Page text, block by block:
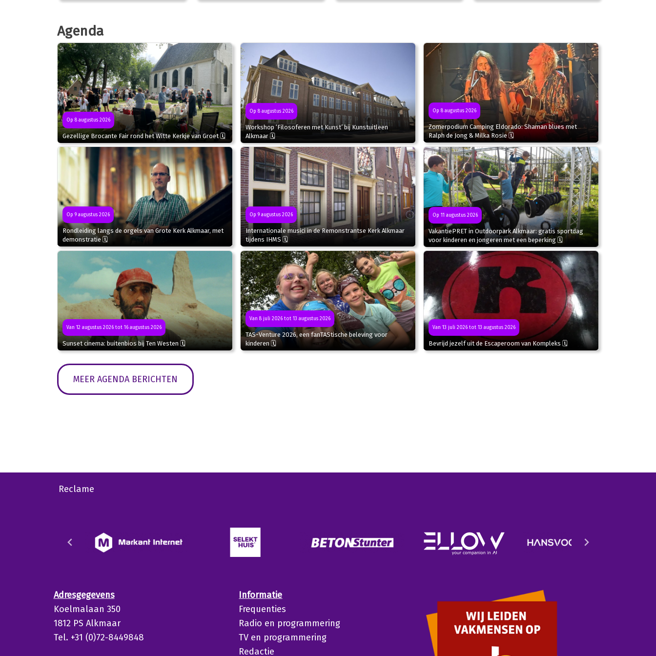
Agenda
Op 8 augustus 2026
Gezellige Brocante Fair rond het Witte Kerkje van Groet 🗓
Op 8 augustus 2026
Workshop ‘Filosoferen met Kunst’ bij Kunstuitleen
Alkmaar 🗓
Op 8 augustus 2026
Zomerpodium Camping Eldorado: Shaman blues met
Ralph de Jong & Milka Rosie 🗓
Op 9 augustus 2026
Rondleiding langs de orgels van Grote Kerk Alkmaar, met
demonstratie 🗓
Op 9 augustus 2026
Internationale musici in de Remonstrantse Kerk Alkmaar
tijdens IHMS 🗓
Op 11 augustus 2026
VakantiePRET in Outdoorpark Alkmaar: gratis sportdag
voor kinderen en jongeren met een beperking 🗓
Van 12 augustus 2026 tot 16 augustus 2026
Sunset cinema: buitenbios bij Ten Westen 🗓
Van 8 juli 2026 tot 13 augustus 2026
TAS-Venture 2026, een fanTAStische beleving voor
kinderen 🗓
Van 13 juli 2026 tot 13 augustus 2026
Bevrijd jezelf uit de Escaperoom van Kompleks 🗓
MEER AGENDA BERICHTEN
Reclame
Adresgegevens
Koelmalaan 350
1812 PS Alkmaar
Tel. +31 (0)72-8449848
Informatie
Frequenties
Radio en programmering
TV en programmering
Redactie